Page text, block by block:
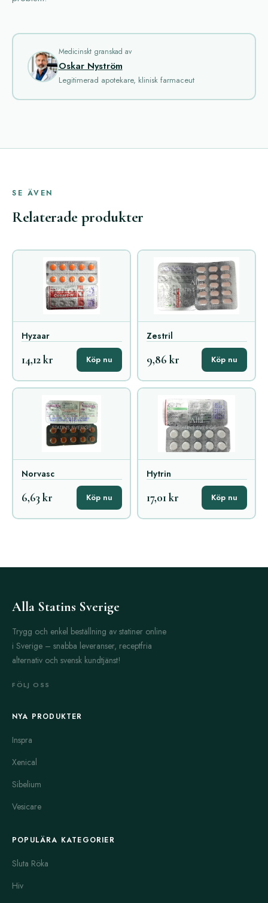
Medicinskt granskad av
Oskar Nyström
Legitimerad apotekare, klinisk farmaceut
SE ÄVEN
Relaterade produkter
Hyzaar
14,12 kr Köp nu
Zestril
9,86 kr Köp nu
Norvasc
6,63 kr Köp nu
Hytrin
17,01 kr Köp nu
Alla Statins Sverige
Trygg och enkel beställning av statiner online
i Sverige – snabba leveranser, receptfria
alternativ och svensk kundtjänst!
FÖLJ OSS
NYA PRODUKTER
Inspra
Xenical
Sibelium
Vesicare
POPULÄRA KATEGORIER
Sluta Röka
Hiv